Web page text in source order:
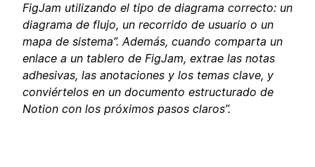
FigJam utilizando el tipo de diagrama correcto: un
diagrama de flujo, un recorrido de usuario o un
mapa de sistema”. Además, cuando comparta un
enlace a un tablero de FigJam, extrae las notas
adhesivas, las anotaciones y los temas clave, y
conviértelos en un documento estructurado de
Notion con los próximos pasos claros”.